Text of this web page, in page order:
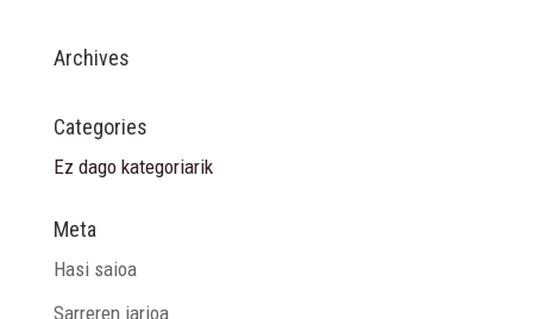
Archives
Categories
Ez dago kategoriarik
Meta
Hasi saioa
Sarreren jarioa